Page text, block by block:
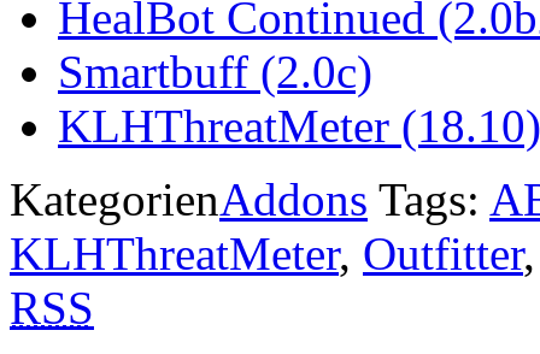
HealBot Continued
Smartbuff (2.0c)
KLHThreatMeter (18.10)
KategorienAddons Tags:
KLHThreatMeter, Outfitter
RSS